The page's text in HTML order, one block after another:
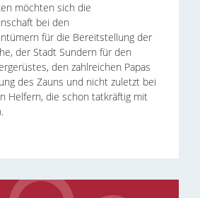
möchten sich die
bei den
für die Bereitstellung der
der Stadt Sundern für den
den zahlreichen Papas
des Zauns und nicht zuletzt bei
Helfern, die schon tatkräftig mit